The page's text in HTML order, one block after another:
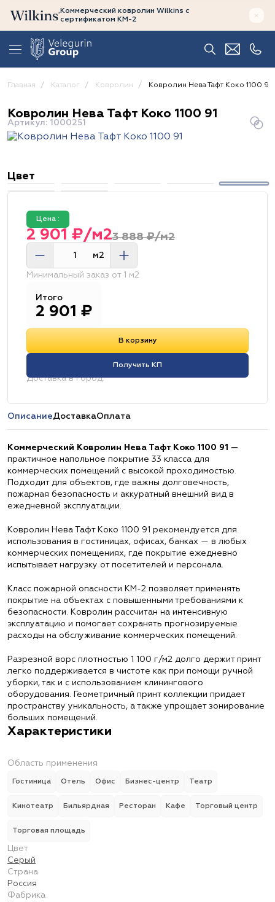
Коммерческий ковролин Wilkins с
сертификатом КМ-2
Главная Каталог Ковролин Ковролин Нева Тафт Коко 1100 91
Ковролин Нева Тафт Коко 1100 91
Артикул: 1000251
Цвет
Цена :
3 888 ₽/м2
2 901 ₽/м2
м2
Минимальный заказ от 1 м2
Итого
2 901 ₽
В корзину
Получить КП
Доставка в город:
ОписаниеДоставкаОплата
Коммерческий Ковролин Нева Тафт Коко 1100 91 —
практичное напольное покрытие 33 класса для
коммерческих помещений с высокой проходимостью.
Подходит для объектов, где важны долговечность,
пожарная безопасность и аккуратный внешний вид в
ежедневной эксплуатации.
Ковролин Нева Тафт Коко 1100 91 рекомендуется для
использования в гостиницах, офисах, банках — в любых
коммерческих помещениях, где покрытие ежедневно
испытывает нагрузку от посетителей и персонала.
Класс пожарной опасности КМ-2 позволяет применять
покрытие на объектах с повышенными требованиями к
безопасности. Ковролин рассчитан на интенсивную
эксплуатацию и помогает сохранять прогнозируемые
расходы на обслуживание коммерческих помещений.
Разрезной ворс плотностью 1 100 г/м2 долго держит принт
легко поддерживается в чистоте как при помощи ручной
уборки, так и с использованием клинингового
оборудования. Геометричный принт коллекции придает
пространству уникальность, а также упрощает зонирование
больших помещений.
Характеристики
Область применения
Гостиница Отель Офис Бизнес-центр Театр
Кинотеатр Бильярдная Ресторан Кафе Торговый центр
Торговая площадь
Цвет
Серый
Страна
Россия
Фабрика